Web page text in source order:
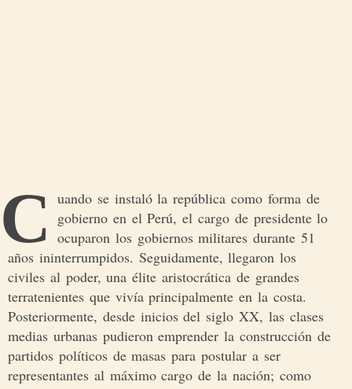
C
uando se instaló la república como forma de
gobierno en el Perú, el cargo de presidente lo
ocuparon los gobiernos militares durante 51
años ininterrumpidos. Seguidamente, llegaron los
civiles al poder, una élite aristocrática de grandes
terratenientes que vivía principalmente en la costa.
Posteriormente, desde inicios del siglo XX, las clases
medias urbanas pudieron emprender la construcción de
partidos políticos de masas para postular a ser
representantes al máximo cargo de la nación; como